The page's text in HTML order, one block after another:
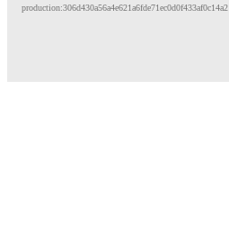
production:306d430a56a4e621a6fde71ec0d0f433af0c14a2